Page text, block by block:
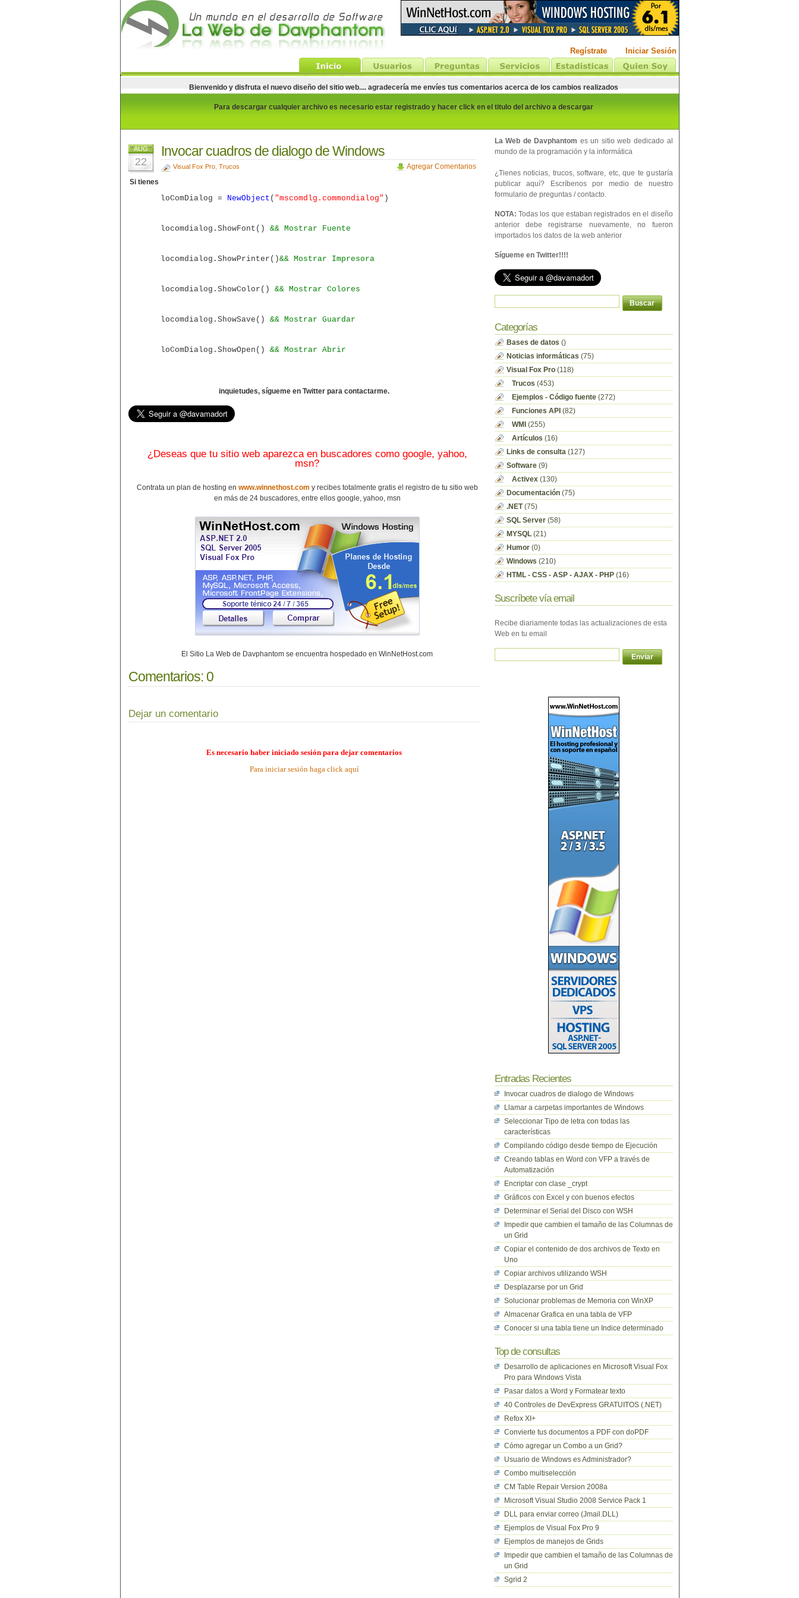
Regístrate Iniciar Sesión
Bienvenido y disfruta el nuevo diseño del sitio web.... agradecería me envíes tus comentarios acerca de los cambios realizados
Para descargar cualquier archivo es necesario estar registrado y hacer click en el titulo del archivo a descargar
AUG
22
Invocar cuadros de dialogo de Windows
Visual Fox Pro, Trucos Agregar Comentarios
loComDialog = NewObject ( "mscomdlg.commondialog" )
locomdialog.ShowFont() && Mostrar Fuente
locomdialog.ShowPrinter()&& Mostrar Impresora
locomdialog.ShowColor() && Mostrar Colores
locomdialog.ShowSave() && Mostrar Guardar
loComDialog.ShowOpen() && Mostrar Abrir
Si tienes
inquietudes, sígueme en Twitter para contactarme.
¿Deseas que tu sitio web aparezca en buscadores como google, yahoo,
msn?
Contrata un plan de hosting en www.winnethost.com y recibes totalmente gratis el registro de tu sitio web
en más de 24 buscadores, entre ellos google, yahoo, msn
El Sitio La Web de Davphantom se encuentra hospedado en WinNetHost.com
Comentarios:0
Dejar un comentario
Es necesario haber iniciado sesión para dejar comentarios
Para iniciar sesión haga click aquí
La Web de Davphantom es un sitio web dedicado al
mundo de la programación y la informática
¿Tienes noticias, trucos, software, etc, que te gustaría
publicar aquí? Escríbenos por medio de nuestro
formulario de preguntas / contacto.
NOTA: Todas los que estaban registrados en el diseño
anterior debe registrarse nuevamente, no fueron
importados los datos de la web anterior
Sígueme en Twitter!!!!
Categorías
Bases de datos ()
Noticias informáticas (75)
Visual Fox Pro(118)
Trucos (453)
Ejemplos - Código fuente(272)
Funciones API (82)
WMI (255)
Artículos (16)
Links de consulta(127)
Software(9)
Activex(130)
Documentación(75)
.NET(75)
SQL Server(58)
MYSQL(21)
Humor(0)
Windows (210)
HTML - CSS - ASP - AJAX - PHP(16)
Suscríbete vía email
Recibe diariamente todas las actualizaciones de esta
Web en tu email
Entradas Recientes
Invocar cuadros de dialogo de Windows
Llamar a carpetas importantes de Windows
Seleccionar Tipo de letra con todas las
características
Compilando código desde tiempo de Ejecución
Creando tablas en Word con VFP a través de
Automatización
Encriptar con clase _crypt
Gráficos con Excel y con buenos efectos
Determinar el Serial del Disco con WSH
Impedir que cambien el tamaño de las Columnas de
un Grid
Copiar el contenido de dos archivos de Texto en
Uno
Copiar archivos utilizando WSH
Desplazarse por un Grid
Solucionar problemas de Memoria con WinXP
Almacenar Grafica en una tabla de VFP
Conocer si una tabla tiene un Indice determinado
Top de consultas
Desarrollo de aplicaciones en Microsoft Visual Fox
Pro para Windows Vista
Pasar datos a Word y Formatear texto
40 Controles de DevExpress GRATUITOS (.NET)
Refox XI+
Convierte tus documentos a PDF con doPDF
Cómo agregar un Combo a un Grid?
Usuario de Windows es Administrador?
Combo multiselección
CM Table Repair Version 2008a
Microsoft Visual Studio 2008 Service Pack 1
DLL para enviar correo (Jmail.DLL)
Ejemplos de Visual Fox Pro 9
Ejemplos de manejos de Grids
Impedir que cambien el tamaño de las Columnas de
un Grid
Sgrid 2